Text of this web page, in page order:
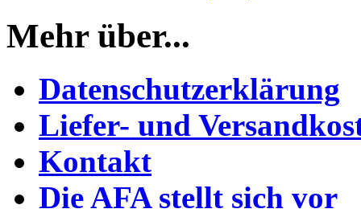
Mehr über...
Datenschutzerklärung
Liefer- und
Kontakt
Die AFA stellt sich vor